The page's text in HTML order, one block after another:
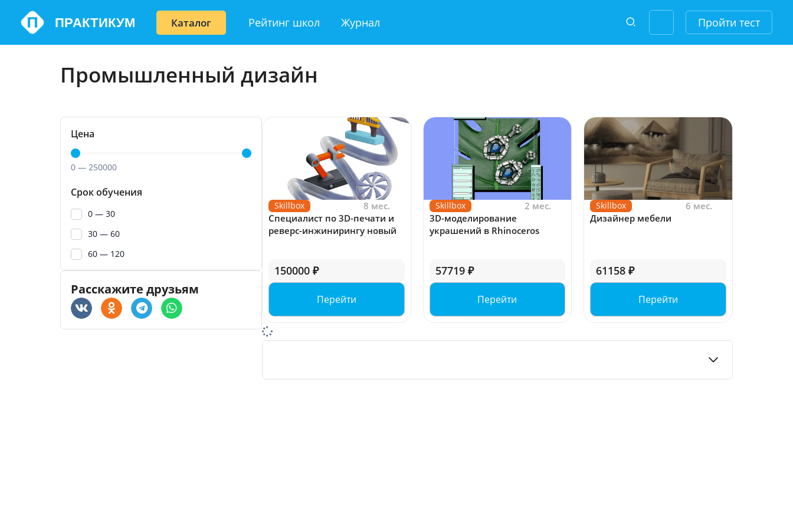
Перейти
содержимому
ПРАКТИКУМ Каталог Рейтинг школ Журнал Пройти тест
Промышленный дизайн
Цена
0 — 250000
Срок обучения
0 — 30
30 — 60
60 — 120
Расскажите друзьям
Skillbox
8 мес.
Специалист по 3D-печати и
реверс-инжинирингу новый
150000 ₽
Перейти
Skillbox
2 мес.
3D-моделирование
украшений в Rhinoceros
57719 ₽
Перейти
Skillbox
6 мес.
Дизайнер мебели
61158 ₽
Перейти